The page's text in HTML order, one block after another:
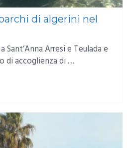
di algerini nel
Sant’Anna Arresi e Teulada e
di accoglienza di …